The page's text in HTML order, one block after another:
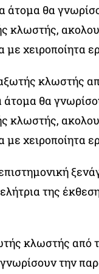
άτομα θα
κλωστής,
χειροποίητα
κλωστής
θα
κλωστής,
χειροποίητα
της
κλωστής από
την